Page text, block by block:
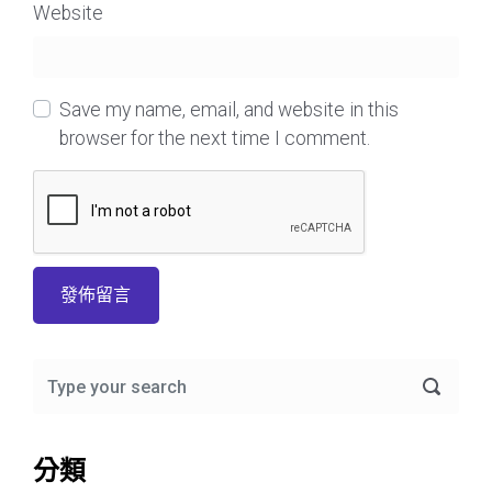
Website
Save my name, email, and website in this
browser for the next time I comment.
分類